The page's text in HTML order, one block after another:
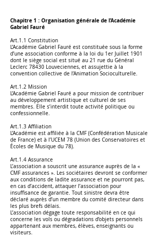
Chapitre 1 : Organisation générale de l’Académie
Gabriel Fauré
Art.1.1 Constitution
L’Académie Gabriel Fauré est constituée sous la forme
d’une association conforme à la loi du 1er Juillet 1901
dont le siège social est situé au 21 rue du Général
Leclerc 78430 Louveciennes, et assujettie à la
convention collective de l’Animation Socioculturelle.
Art.1.2 Mission
L’Académie Gabriel Fauré a pour mission de contribuer
au développement artistique et culturel de ses
membres. Elle s’interdit toute activité politique ou
confessionnelle.
Art.1.3 Affiliation
L’Académie est affiliée à la CMF (Confédération Musicale
de France) et à l’UCEM 78 (Union des Conservatoires et
Écoles de Musique du 78).
Art.1.4 Assurance
L’association a souscrit une assurance auprès de la «
CMF assurances ». Les sociétaires devront se conformer
aux conditions de ladite assurance et ne pourront pas,
en cas d’accident, attaquer l’association pour
insuffisance de garantie. Tout sinistre devra être
déclaré auprès d’un membre du comité directeur dans
les plus brefs délais.
L’association dégage toute responsabilité en ce qui
concerne les vols ou dégradations d’objets personnels
appartenant aux membres, élèves, enseignants ou
visiteurs.